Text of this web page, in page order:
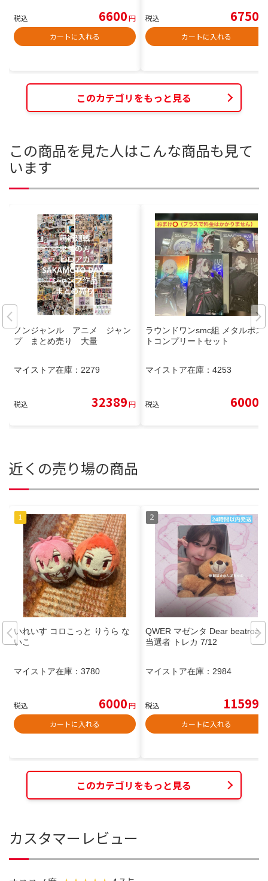
税込 6600円
カートに入れる
税込 6750
カートに入れる
このカテゴリをもっと見る
この商品を見た人はこんな商品も見て
います
ノンジャンル アニメ ジャン
プ まとめ売り 大量
マイストア在庫： 2279
税込 32389円
ラウンドワンsmc組 メタルポス
トコンプリートセット
マイストア在庫： 4253
税込 6000
近くの売り場の商品
いれいす コロこっと りうら な
いこ
マイストア在庫： 3780
税込 6000円
カートに入れる
QWER マゼンタ Dear beatroad
当選者 トレカ 7/12
マイストア在庫： 2984
税込 11599
カートに入れる
このカテゴリをもっと見る
カスタマーレビュー